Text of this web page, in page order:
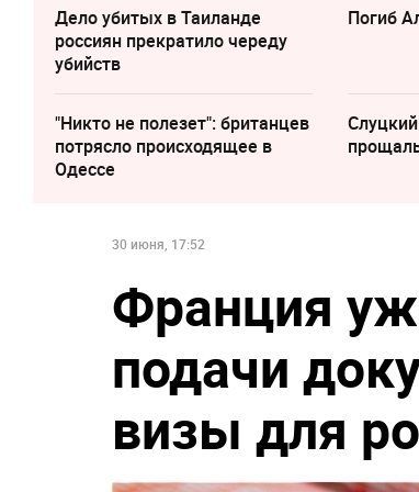
Дело убитых в Таиланде
россиян прекратило череду
убийств
Погиб
"Никто не полезет": британцев
потрясло происходящее в
Одессе
30 июня, 17:52
Франция
подачи
визы для